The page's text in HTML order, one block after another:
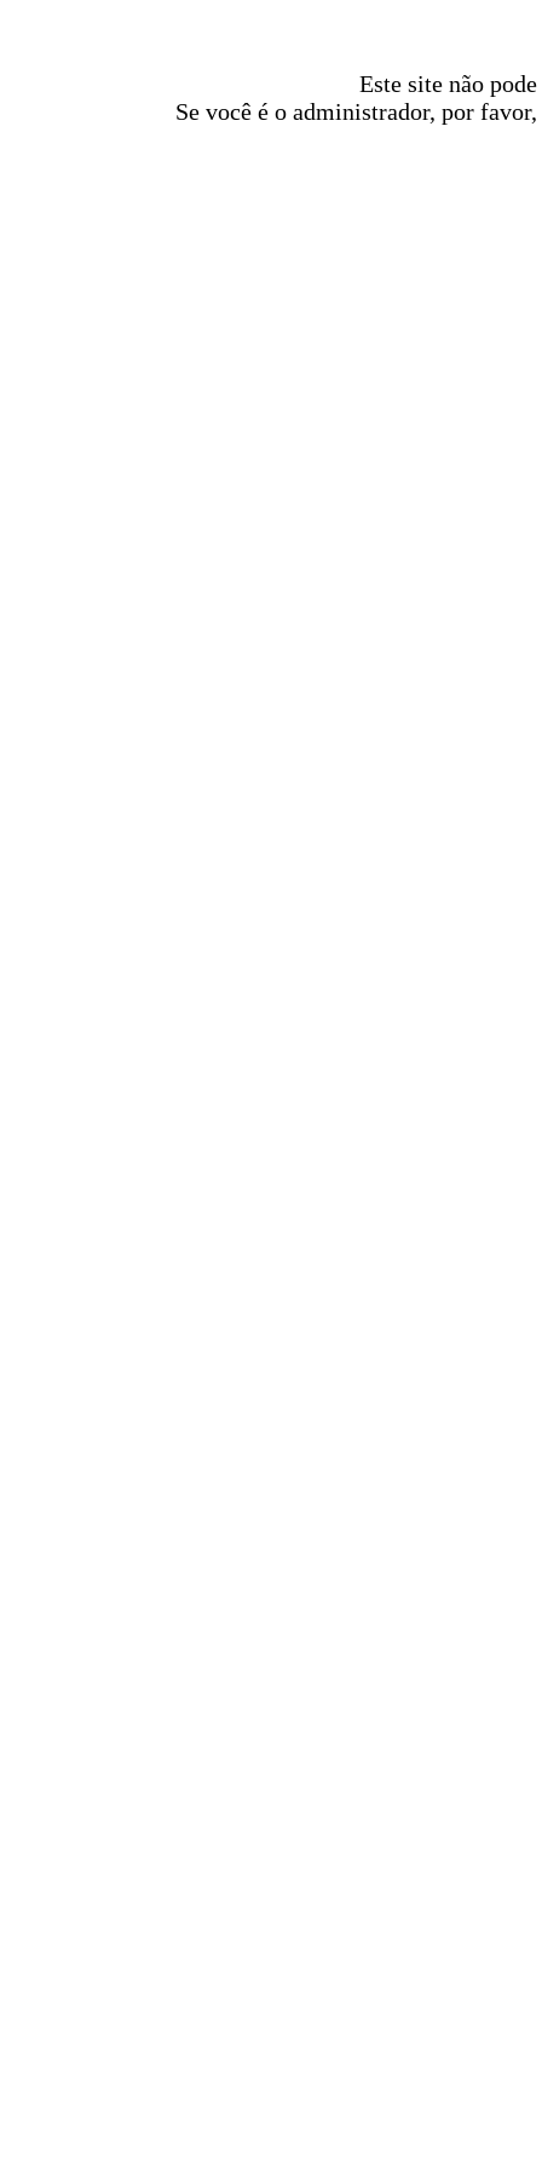
Este site não
Se você é o administrador, por